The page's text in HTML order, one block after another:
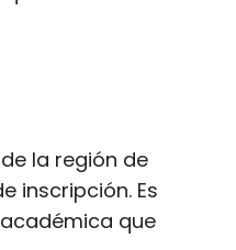
la región de
inscripción. Es
que